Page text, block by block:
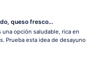
queso fresco...
opción saludable, rica en
Prueba esta idea de desayuno